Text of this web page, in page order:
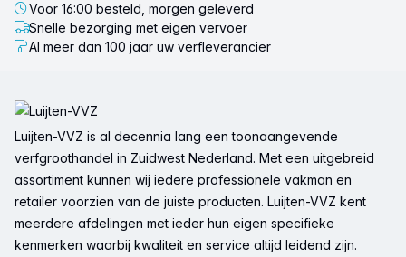
Voor 16:00 besteld, morgen geleverd
Snelle bezorging met eigen vervoer
Al meer dan 100 jaar uw verfleverancier
Luijten-VVZ is al decennia lang een toonaangevende
verfgroothandel in Zuidwest Nederland. Met een uitgebreid
assortiment kunnen wij iedere professionele vakman en
retailer voorzien van de juiste producten. Luijten-VVZ kent
meerdere afdelingen met ieder hun eigen specifieke
kenmerken waarbij kwaliteit en service altijd leidend zijn.